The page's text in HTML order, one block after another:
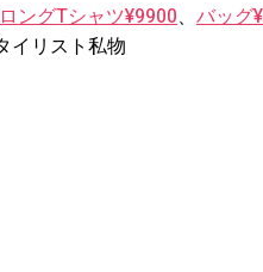
ロングTシャツ¥9900、 バッグ
イリスト私物